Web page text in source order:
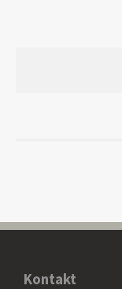
Kontakt